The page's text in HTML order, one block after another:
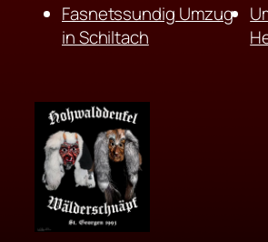
Fasnetssundig Umzug
in Schiltach